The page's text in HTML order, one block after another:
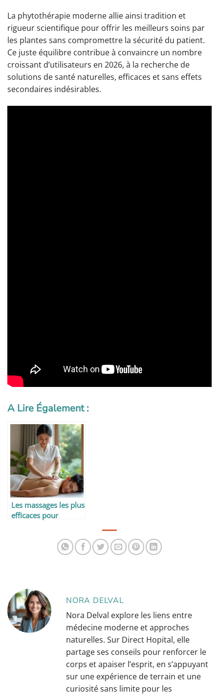
La phytothérapie moderne allie ainsi tradition et
rigueur scientifique pour offrir les meilleurs soins par
les plantes sans compromettre la sécurité du patient.
Ce juste équilibre contribue à convaincre un nombre
croissant d’utilisateurs en 2026, à la recherche de
solutions de santé naturelles, efficaces et sans effets
secondaires indésirables.
A Lire Également :
Les massages les plus
efficaces pour
NORA DELVAL
Nora Delval explore les liens entre
médecine moderne et approches
naturelles. Sur Direct Hopital, elle
partage ses conseils pour renforcer le
corps et apaiser l’esprit, en s’appuyant
sur une expérience de terrain et une
curiosité sans limite pour les